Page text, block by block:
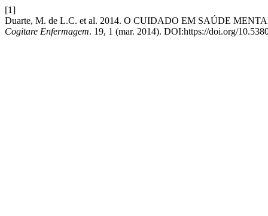
[1]
Duarte, M. de L.C. et al. 2014. O CUIDADO EM SAÚDE
Cogitare Enfermagem. 19, 1 (mar. 2014). DOI:https://doi.org/